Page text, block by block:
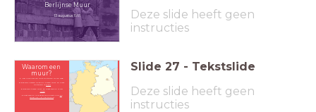
Berlijnse Muur
13 augustus 1961
Deze slide heeft geen
instructies
Waarom een
muur?
Veel inwoners van Oost-Duitsland willen weg.
De grens (IJzeren Gordijn) tussen Oost- en West-
Duitsland isdicht
De grens tussen Oost- en West-Berlijn is wél
open
West-Berlijn is volgens de Sovjet-Unie ' de
etalage van het kapitalisme'.
Slide 27 - Tekstslide
Deze slide heeft geen
instructies